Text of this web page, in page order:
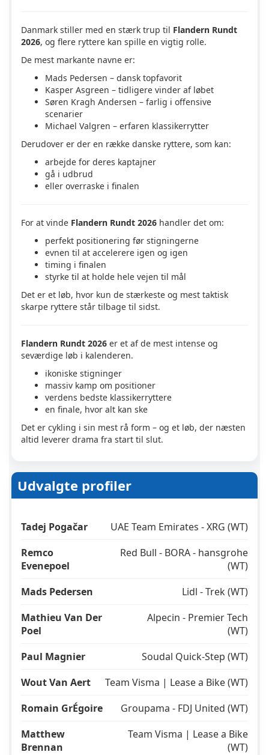
Danmark stiller med en stærk trup til Flandern Rundt
2026, og flere ryttere kan spille en vigtig rolle.
De mest markante navne er:
Mads Pedersen – dansk topfavorit
Kasper Asgreen – tidligere vinder af løbet
Søren Kragh Andersen – farlig i offensive
scenarier
Michael Valgren – erfaren klassikerrytter
Derudover er der en række danske ryttere, som kan:
arbejde for deres kaptajner
gå i udbrud
eller overraske i finalen
For at vinde Flandern Rundt 2026 handler det om:
perfekt positionering før stigningerne
evnen til at accelerere igen og igen
timing i finalen
styrke til at holde hele vejen til mål
Det er et løb, hvor kun de stærkeste og mest taktisk
skarpe ryttere står tilbage til sidst.
Flandern Rundt 2026 er et af de mest intense og
seværdige løb i kalenderen.
ikoniske stigninger
massiv kamp om positioner
verdens bedste klassikerryttere
en finale, hvor alt kan ske
Det er cykling i sin mest rå form – og et løb, der næsten
altid leverer drama fra start til slut.
Udvalgte profiler
Tadej Pogačar
UAE Team Emirates - XRG (WT)
Remco
Evenepoel
Red Bull - BORA - hansgrohe
(WT)
Mads Pedersen
Lidl - Trek (WT)
Mathieu Van Der
Poel
Alpecin - Premier Tech
(WT)
Paul Magnier
Soudal Quick-Step (WT)
Wout Van Aert
Team Visma | Lease a Bike (WT)
Romain GrÉgoire
Groupama - FDJ United (WT)
Matthew
Brennan
Team Visma | Lease a Bike
(WT)